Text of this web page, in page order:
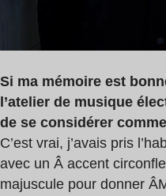
Si ma mémoire est
l’atelier de musique
de se considérer
C’est vrai, j’avais pris
avec un Â accent
majuscule pour donner